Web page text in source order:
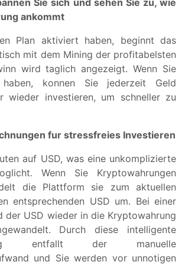
Sie sich und sehen Sie zu, wie
ankommt
Plan aktiviert haben, beginnt das
mit dem Mining der profitabelsten
wird taglich angezeigt. Wenn Sie
konnen Sie jederzeit Geld
wieder investieren, um schneller zu
fur stressfreies Investieren
auf USD, was eine unkomplizierte
Wenn Sie Kryptowahrungen
die Plattform sie zum aktuellen
entsprechenden USD um. Bei einer
der USD wieder in die Kryptowahrung
Durch diese intelligente
entfallt der manuelle
und Sie werden vor unnotigen